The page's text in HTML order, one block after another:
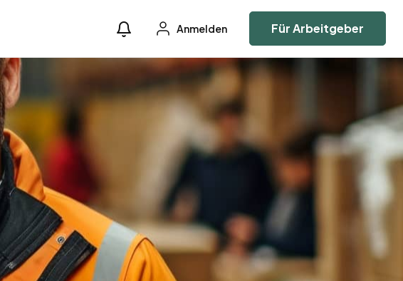
Anmelden Für Arbeitgeber